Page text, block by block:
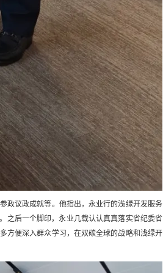
政议政成就等。他指出，永业行的浅绿开发服务
之后一个脚印，永业几载认认真真落实省纪委省
方便深入群众学习，在双碳全球的战略和浅绿开